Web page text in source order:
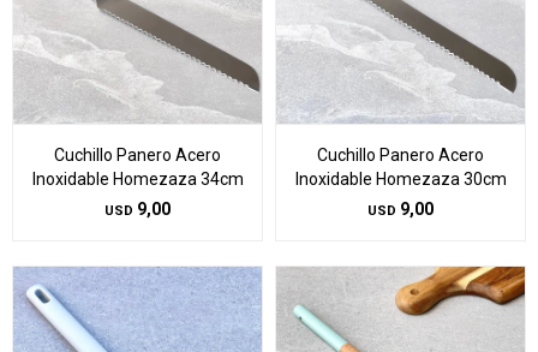
Cuchillo Panero Acero
Inoxidable Homezaza 34cm
USD 9,00
Cuchillo Panero Acero
Inoxidable Homezaza 30cm
USD 9,00